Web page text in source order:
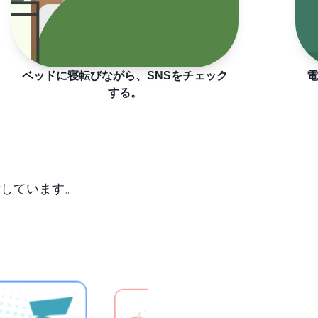
ベッドに寝転びながら、SNSをチェック
する。
ています。